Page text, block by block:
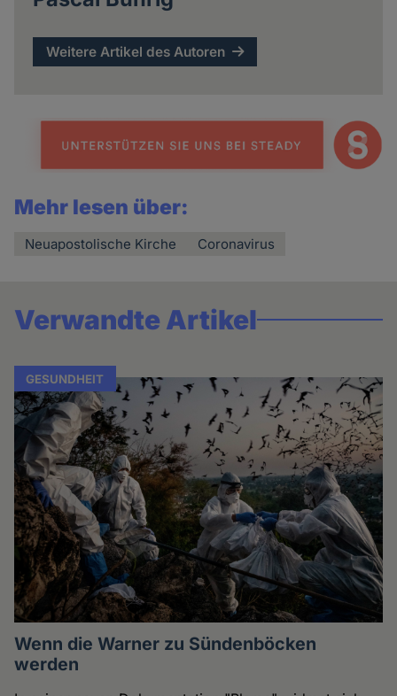
Weitere Artikel des Autoren
Mehr lesen über:
Neuapostolische Kirche Coronavirus
Verwandte Artikel
GESUNDHEIT
Wenn die Warner zu Sündenböcken
werden